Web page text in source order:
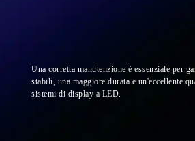
Una corretta manutenzione è essenziale per
stabili, una maggiore durata e un'eccellente
sistemi di display a LED.